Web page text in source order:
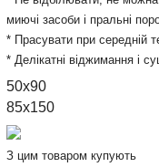
миючі засоби і пральні
* Прасувати при середній
* Делікатні віджимання і
50x90
85x150
З цим товаром купують